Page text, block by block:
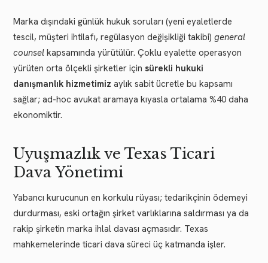
Marka dışındaki günlük hukuk soruları (yeni eyaletlerde
tescil, müşteri ihtilafı, regülasyon değişikliği takibi) general
counsel kapsamında yürütülür. Çoklu eyalette operasyon
yürüten orta ölçekli şirketler için sürekli hukuki
danışmanlık hizmetimiz aylık sabit ücretle bu kapsamı
sağlar; ad-hoc avukat aramaya kıyasla ortalama %40 daha
ekonomiktir.
Uyuşmazlık ve Texas Ticari
Dava Yönetimi
Yabancı kurucunun en korkulu rüyası; tedarikçinin ödemeyi
durdurması, eski ortağın şirket varlıklarına saldırması ya da
rakip şirketin marka ihlal davası açmasıdır. Texas
mahkemelerinde ticari dava süreci üç katmanda işler.